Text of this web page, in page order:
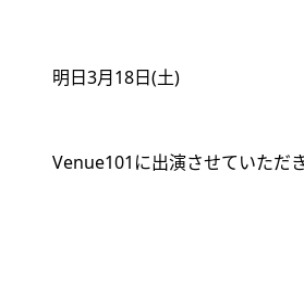
明日3月18日(土)
Venue101 に出演させていただ